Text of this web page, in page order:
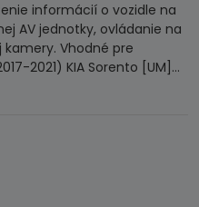
informácií o vozidle na
AV jednotky, ovládanie na
Vhodné pre
2021) KIA Sorento [UM]…